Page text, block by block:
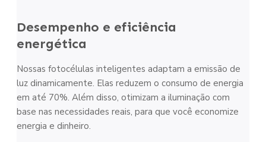
Desempenho e eficiência
energética
Nossas fotocélulas inteligentes adaptam a emissão de
luz dinamicamente. Elas reduzem o consumo de energia
em até 70%. Além disso, otimizam a iluminação com
base nas necessidades reais, para que você economize
energia e dinheiro.